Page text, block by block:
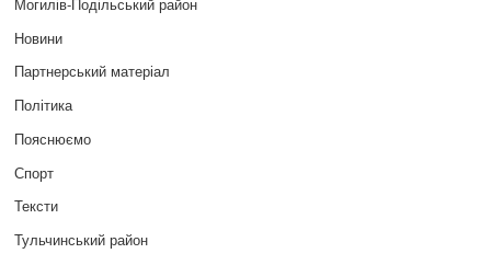
Новини
Партнерський матеріал
Політика
Пояснюємо
Спорт
Тексти
Тульчинський район